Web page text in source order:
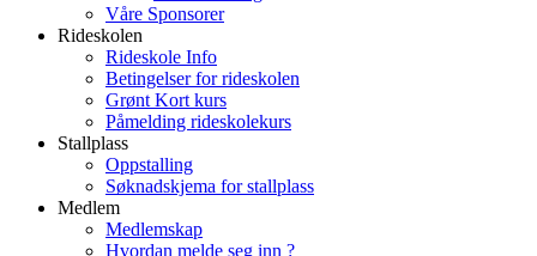
Våre Sponsorer
Rideskolen
Rideskole Info
Betingelser for rideskolen
Grønt Kort kurs
Påmelding rideskolekurs
Stallplass
Oppstalling
Søknadskjema for stallplass
Medlem
Medlemskap
Hvordan melde seg inn ?